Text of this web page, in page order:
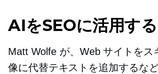
AIをSEOに活用する
Matt Wolfe が、Web サイトをス
像に代替テキストを追加するな